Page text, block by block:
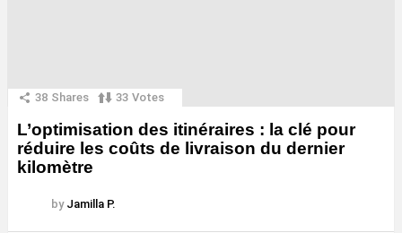
38 Shares 33 Votes
L’optimisation des itinéraires : la clé pour
réduire les coûts de livraison du dernier
kilomètre
by Jamilla P.